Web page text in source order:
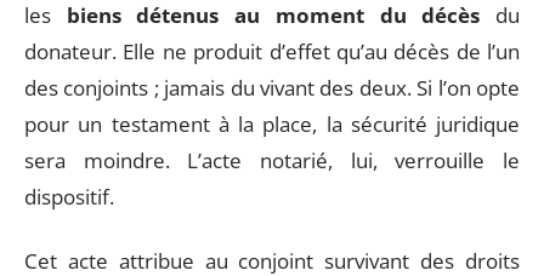
les biens détenus au moment du décès du
donateur. Elle ne produit d’effet qu’au décès de l’un
des conjoints ; jamais du vivant des deux. Si l’on opte
pour un testament à la place, la sécurité juridique
sera moindre. L’acte notarié, lui, verrouille le
dispositif.
Cet acte attribue au conjoint survivant des droits